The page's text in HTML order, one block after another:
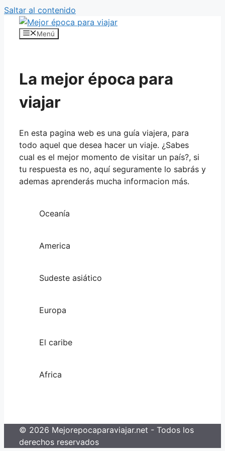
Saltar al contenido
Menú
La mejor época para
viajar
En esta pagina web es una guía viajera, para
todo aquel que desea hacer un viaje. ¿Sabes
cual es el mejor momento de visitar un país?, si
tu respuesta es no, aquí seguramente lo sabrás y
ademas aprenderás mucha informacion más.
Oceanía
America
Sudeste asiático
Europa
El caribe
Africa
© 2026 Mejorepocaparaviajar.net - Todos los
derechos reservados